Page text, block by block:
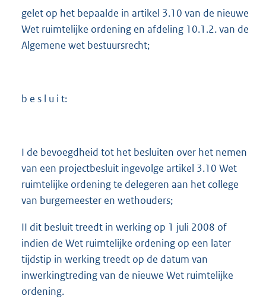
gelet op het bepaalde in artikel 3.10 van de nieuwe
Wet ruimtelijke ordening en afdeling 10.1.2. van de
Algemene wet bestuursrecht;
b e s l u i t:
I de bevoegdheid tot het besluiten over het nemen
van een projectbesluit ingevolge artikel 3.10 Wet
ruimtelijke ordening te delegeren aan het college
van burgemeester en wethouders;
II dit besluit treedt in werking op 1 juli 2008 of
indien de Wet ruimtelijke ordening op een later
tijdstip in werking treedt op de datum van
inwerkingtreding van de nieuwe Wet ruimtelijke
ordening.